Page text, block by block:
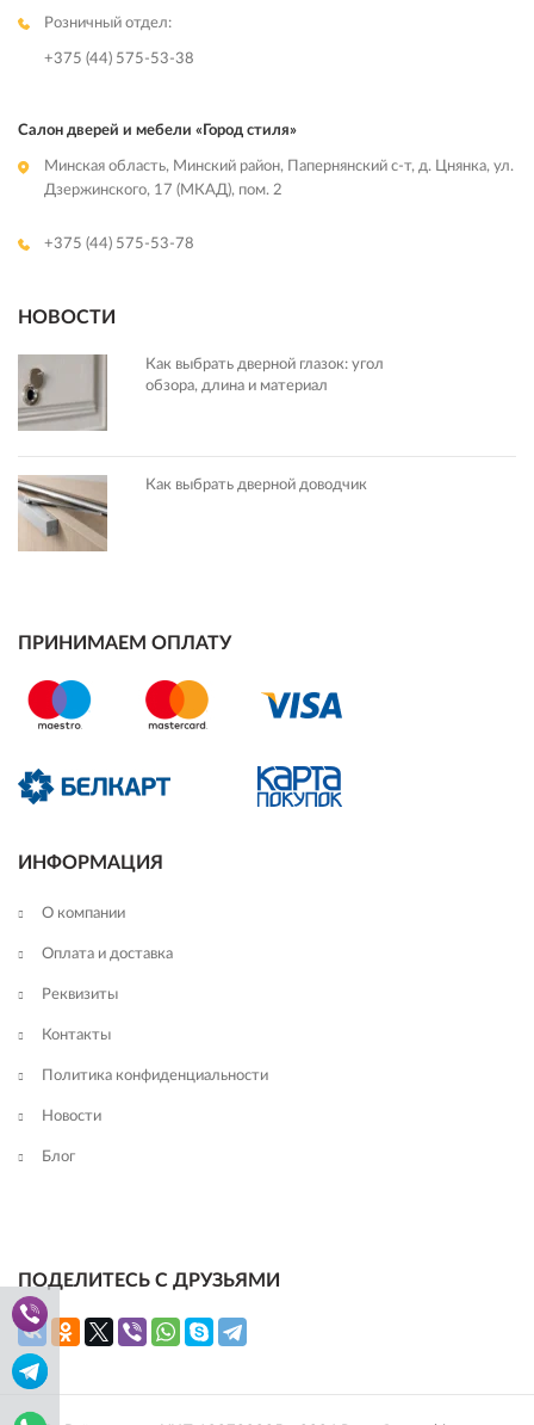
Розничный отдел:
+375 (44) 575-53-38
Салон дверей и мебели «Город стиля»
Минская область, Минский район, Папернянский с-т, д. Цнянка, ул.
Дзержинского, 17 (МКАД), пом. 2
+375 (44) 575-53-78
НОВОСТИ
Как выбрать дверной глазок: угол
обзора, длина и материал
Как выбрать дверной доводчик
ПРИНИМАЕМ ОПЛАТУ
ИНФОРМАЦИЯ
О компании
Оплата и доставка
Реквизиты
Контакты
Политика конфиденциальности
Новости
Блог
ПОДЕЛИТЕСЬ С ДРУЗЬЯМИ